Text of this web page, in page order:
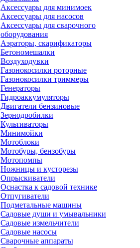
Аксессуары для минимоек
Аксессуары для насосов
Аксессуары для сварочного
оборудования
Аэраторы, скарификаторы
Бетономешалки
Воздуходувки
Газонокосилки роторные
Газонокосилки триммеры
Генераторы
Гидроаккумуляторы
Двигатели бензиновые
Зернодробилки
Культиваторы
Минимойки
Мотоблоки
Мотобуры, бензобуры
Мотопомпы
Ножницы и кусторезы
Опрыскиватели
Оснастка к садовой технике
Отпугиватели
Подметальные машины
Садовые души и умывальники
Садовые измельчители
Садовые насосы
Сварочные аппараты